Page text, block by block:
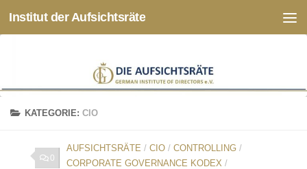
Zum Inhalt springen
Institut der Aufsichtsräte
KATEGORIE:CIO
0
AUFSICHTSRÄTE / CIO / CONTROLLING /
CORPORATE GOVERNANCE KODEX /